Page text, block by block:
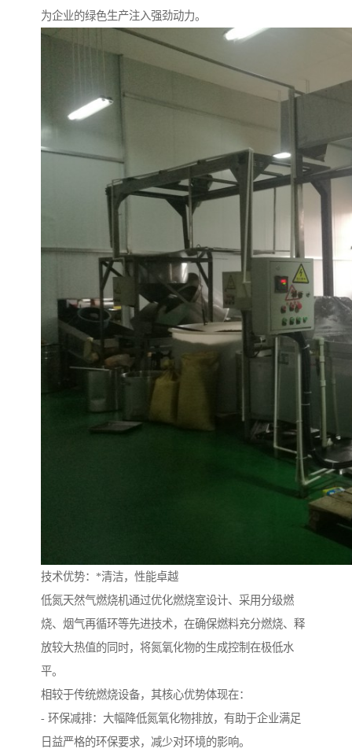
为企业的绿色生产注入强劲动力。
技术优势：*清洁，性能卓越
低氮天然气燃烧机通过优化燃烧室设计、采用分级燃
烧、烟气再循环等先进技术，在确保燃料充分燃烧、释
放较大热值的同时，将氮氧化物的生成控制在极低水
平。
相较于传统燃烧设备，其核心优势体现在：
- 环保减排：大幅降低氮氧化物排放，有助于企业满足
日益严格的环保要求，减少对环境的影响。